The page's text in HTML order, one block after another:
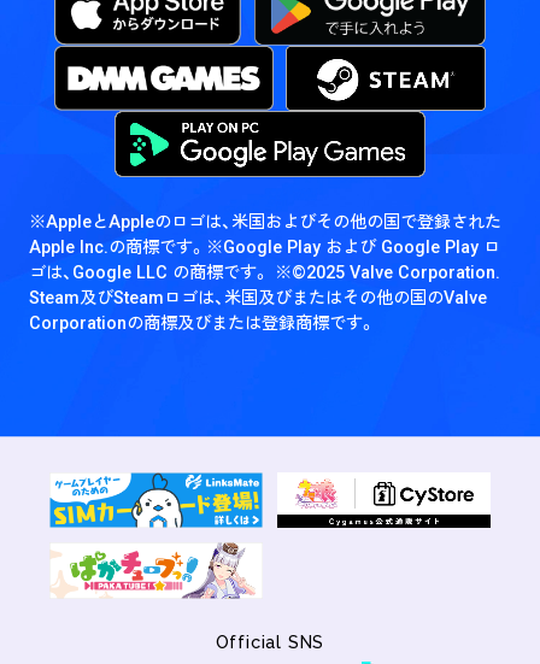
※AppleとAppleのロゴは、米国およびその他の国で登録された
Apple Inc.の商標です。 ※Google Play および Google Play ロ
ゴは、Google LLC の商標です。
※©2025 Valve Corporation.
Steam及びSteamロゴは、米国及びまたはその他の国のValve
Corporationの商標及びまたは登録商標です。
Official SNS